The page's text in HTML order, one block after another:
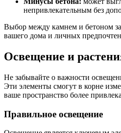
непривлекательным без
Выбор между камнем и бетоном
вашего дома и личных
Освещение и
Не забывайте о важности
Эти элементы смогут в корне
ваше пространство более
Правильное освещение